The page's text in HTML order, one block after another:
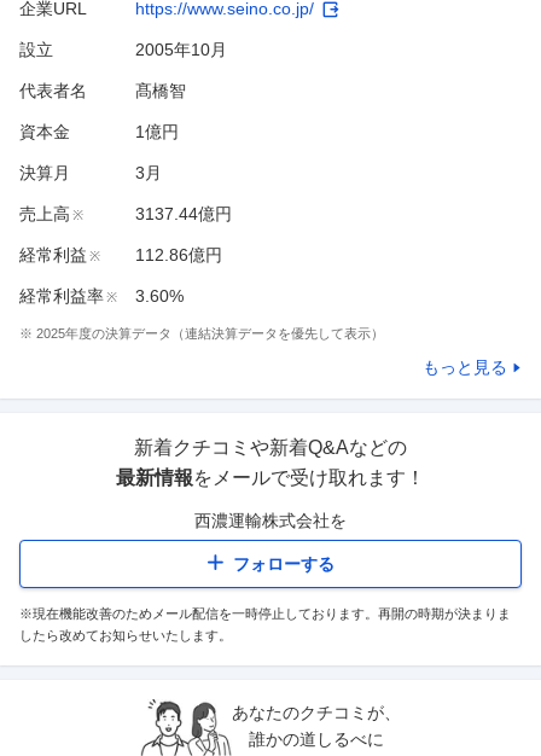
企業URL https://www.seino.co.jp/
設立 2005年10月
代表者名 髙橋智
資本金 1億円
決算月 3 月
売上高 ※ 3137.44億円
経常利益 ※ 112.86億円
経常利益率※ 3.60%
※ 2025年度の決算データ（連結決算データを優先して表示）
もっと見る
新着クチコミや新着Q&Aなどの
最新情報をメールで受け取れます！
西濃運輸株式会社を
フォローする
※現在機能改善のためメール配信を一時停止しております。再開の時期が決まりま
したら改めてお知らせいたします。
あなたのクチコミが、
誰かの道しるべに